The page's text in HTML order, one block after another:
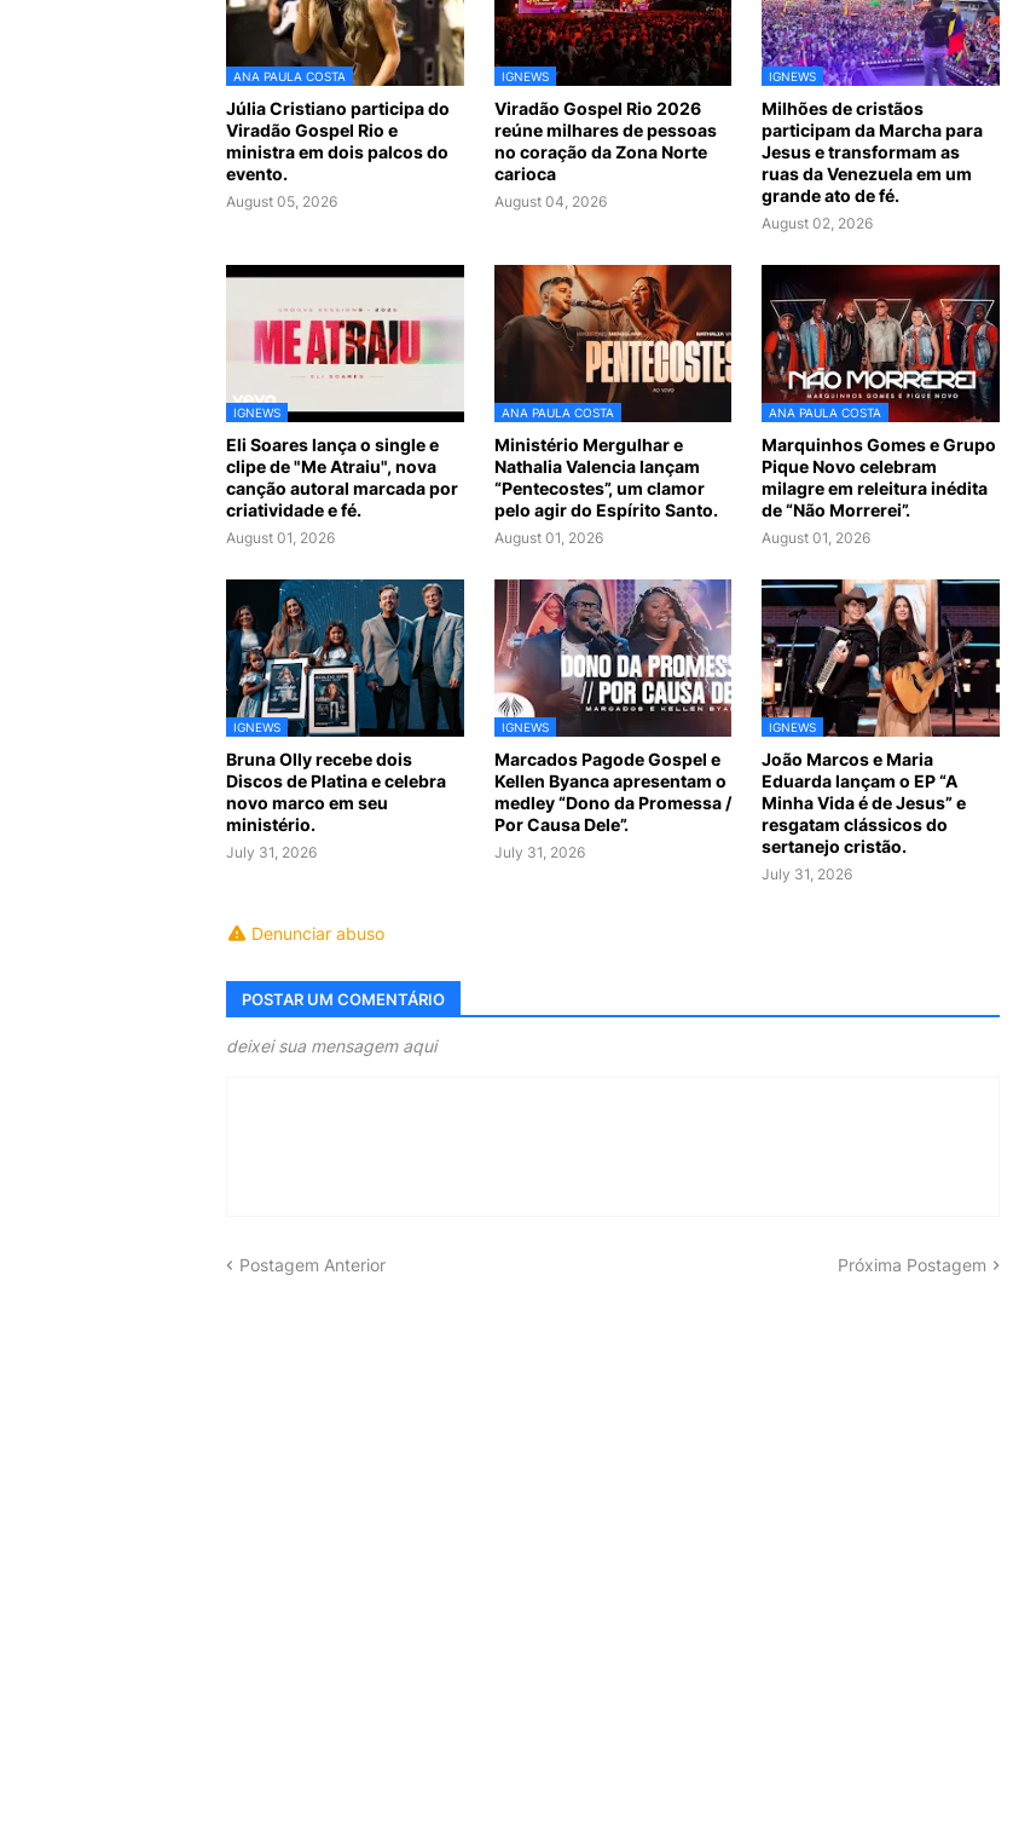
ANA PAULA COSTA
Júlia Cristiano participa do
Viradão Gospel Rio e
ministra em dois palcos do
evento.
August 05, 2026
IGNEWS
Viradão Gospel Rio 2026
reúne milhares de pessoas
no coração da Zona Norte
carioca
August 04, 2026
IGNEWS
Milhões de cristãos
participam da Marcha para
Jesus e transformam as
ruas da Venezuela em um
grande ato de fé.
August 02, 2026
IGNEWS
Eli Soares lança o single e
clipe de "Me Atraiu", nova
canção autoral marcada por
criatividade e fé.
August 01, 2026
ANA PAULA COSTA
Ministério Mergulhar e
Nathalia Valencia lançam
“Pentecostes”, um clamor
pelo agir do Espírito Santo.
August 01, 2026
ANA PAULA COSTA
Marquinhos Gomes e Grupo
Pique Novo celebram
milagre em releitura inédita
de “Não Morrerei”.
August 01, 2026
IGNEWS
Bruna Olly recebe dois
Discos de Platina e celebra
novo marco em seu
ministério.
July 31, 2026
IGNEWS
Marcados Pagode Gospel e
Kellen Byanca apresentam o
medley “Dono da Promessa /
Por Causa Dele”.
July 31, 2026
IGNEWS
João Marcos e Maria
Eduarda lançam o EP “A
Minha Vida é de Jesus” e
resgatam clássicos do
sertanejo cristão.
July 31, 2026
Denunciar abuso
POSTAR UM COMENTÁRIO
deixei sua mensagem aqui
Postagem Anterior Próxima Postagem